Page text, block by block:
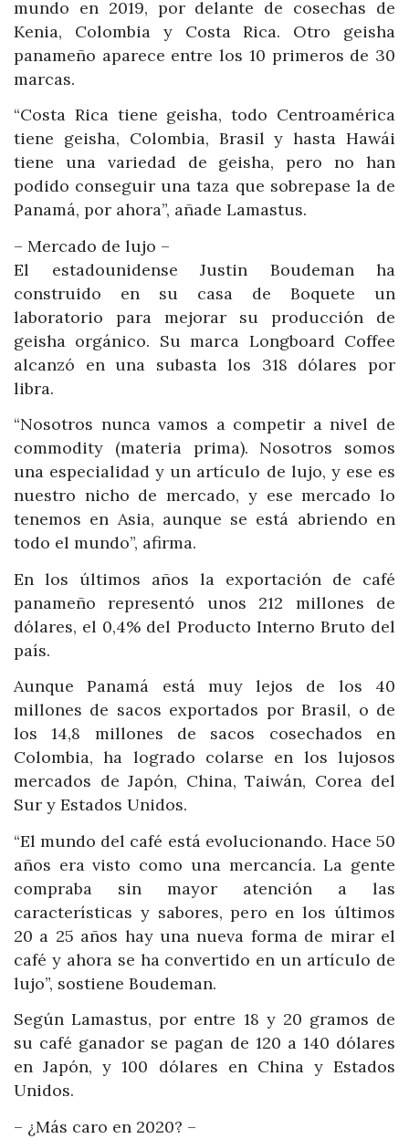
mundo en 2019, por delante de cosechas de
Kenia, Colombia y Costa Rica. Otro geisha
panameño aparece entre los 10 primeros de 30
marcas.
“Costa Rica tiene geisha, todo Centroamérica
tiene geisha, Colombia, Brasil y hasta Hawái
tiene una variedad de geisha, pero no han
podido conseguir una taza que sobrepase la de
Panamá, por ahora”, añade Lamastus.
– Mercado de lujo –
El estadounidense Justin Boudeman ha
construido en su casa de Boquete un
laboratorio para mejorar su producción de
geisha orgánico. Su marca Longboard Coffee
alcanzó en una subasta los 318 dólares por
libra.
“Nosotros nunca vamos a competir a nivel de
commodity (materia prima). Nosotros somos
una especialidad y un artículo de lujo, y ese es
nuestro nicho de mercado, y ese mercado lo
tenemos en Asia, aunque se está abriendo en
todo el mundo”, afirma.
En los últimos años la exportación de café
panameño representó unos 212 millones de
dólares, el 0,4% del Producto Interno Bruto del
país.
Aunque Panamá está muy lejos de los 40
millones de sacos exportados por Brasil, o de
los 14,8 millones de sacos cosechados en
Colombia, ha logrado colarse en los lujosos
mercados de Japón, China, Taiwán, Corea del
Sur y Estados Unidos.
“El mundo del café está evolucionando. Hace 50
años era visto como una mercancía. La gente
compraba sin mayor atención a las
características y sabores, pero en los últimos
20 a 25 años hay una nueva forma de mirar el
café y ahora se ha convertido en un artículo de
lujo”, sostiene Boudeman.
Según Lamastus, por entre 18 y 20 gramos de
su café ganador se pagan de 120 a 140 dólares
en Japón, y 100 dólares en China y Estados
Unidos.
– ¿Más caro en 2020? –